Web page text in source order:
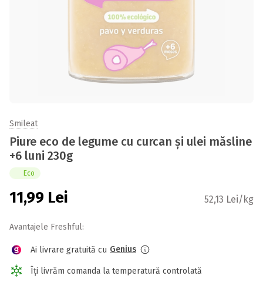
Smileat
Piure eco de legume cu curcan și ulei măsline
+6 luni 230g
Eco
11,99 Lei 52,13 Lei/kg
Avantajele Freshful:
Ai livrare gratuită cu Genius
Îți livrăm comanda la temperatură controlată